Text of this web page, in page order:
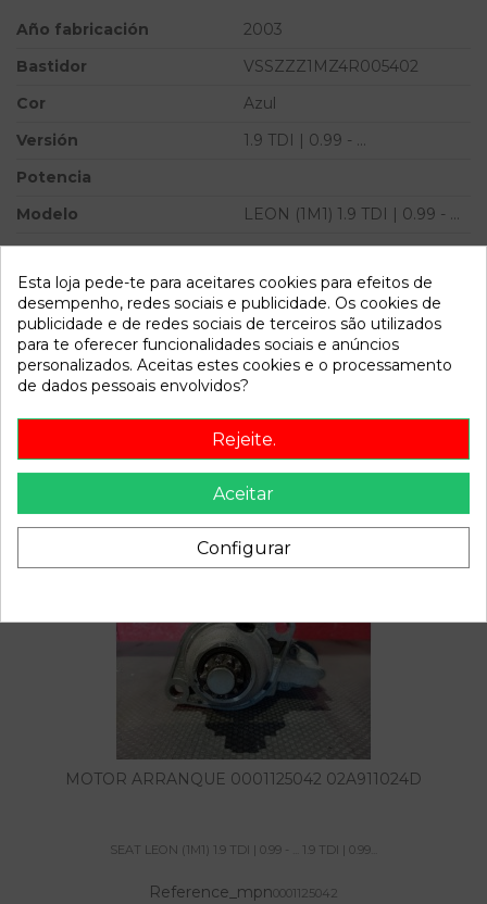
Año fabricación
2003
Bastidor
VSSZZZ1MZ4R005402
Cor
Azul
Versión
1.9 TDI | 0.99 - ...
Potencia
Modelo
LEON (1M1) 1.9 TDI | 0.99 - ...
Disponível a partir de: 2022-04-06
Descrição
- ... 1.9 tdi | 0.99 - ... referencia OEM IAM
Também poderá gostar
MOTOR ARRANQUE 0001125042 02A911024D
SEAT LEON (1M1) 1.9 TDI | 0.99 - ... 1.9 TDI | 0.99...
Reference_mpn0001125042
Esta loja pede-te para aceitares cookies para efeitos de
desempenho, redes sociais e publicidade. Os cookies de
publicidade e de redes sociais de terceiros são utilizados
para te oferecer funcionalidades sociais e anúncios
personalizados. Aceitas estes cookies e o processamento
de dados pessoais envolvidos?
Rejeite.
Aceitar
Configurar